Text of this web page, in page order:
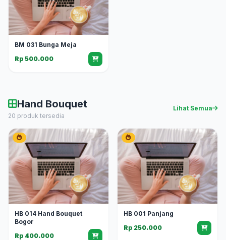
BM 031 Bunga Meja
Rp 500.000
Hand Bouquet
20 produk tersedia
Lihat Semua
HB 014 Hand Bouquet
Bogor
Rp 400.000
HB 001 Panjang
Rp 250.000